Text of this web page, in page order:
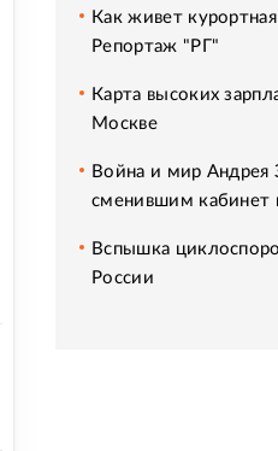
Как живет
Репортаж "РГ"
Карта высоких
Москве
Война и мир Андрея
сменившим кабинет
Вспышка
России